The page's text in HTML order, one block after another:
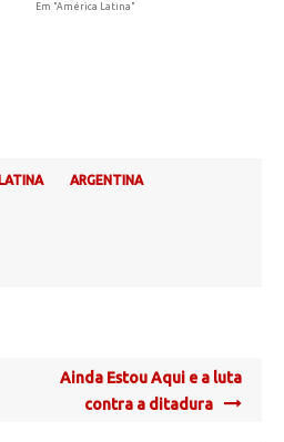
Em "América Latina"
ARGENTINA
Ainda Estou Aqui e a luta
contra a ditadura